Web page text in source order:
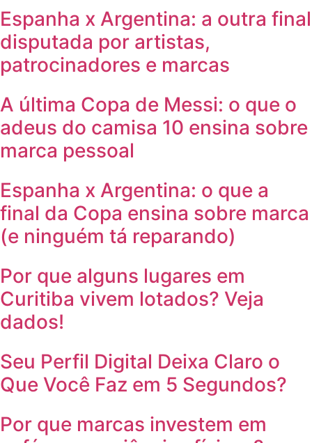
Espanha x Argentina: a outra final
disputada por artistas,
patrocinadores e marcas
A última Copa de Messi: o que o
adeus do camisa 10 ensina sobre
marca pessoal
Espanha x Argentina: o que a
final da Copa ensina sobre marca
(e ninguém tá reparando)
Por que alguns lugares em
Curitiba vivem lotados? Veja
dados!
Seu Perfil Digital Deixa Claro o
Que Você Faz em 5 Segundos?
Por que marcas investem em